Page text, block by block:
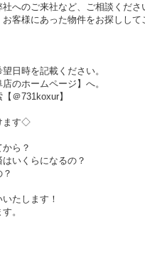
へのご来社など、ご相談くださ
客様にあった物件をお探しして
日時を記載ください。
のホームページ】へ。
＠731koxur】
ます◇
ら？
いくらになるの？
たします！
。